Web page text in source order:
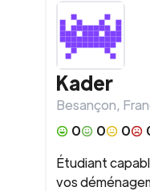
Kader
Besançon,
0
0 0
Étudiant
vos